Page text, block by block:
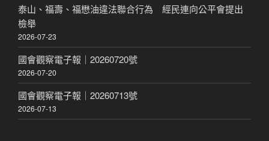
泰山、福壽、福懋油違法聯合行為 經民連向公平會提出
檢舉
2026-07-23
國會觀察電子報｜20260720號
2026-07-20
國會觀察電子報｜20260713號
2026-07-13